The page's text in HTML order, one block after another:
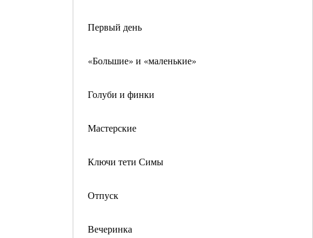
Первый день
«Большие» и «маленькие»
Голуби и финки
Мастерские
Ключи тети Симы
Отпуск
Вечеринка